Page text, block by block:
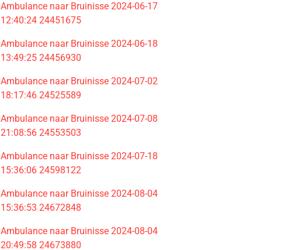
Ambulance naar Bruinisse 2024-06-17
12:40:24 24451675
Ambulance naar Bruinisse 2024-06-18
13:49:25 24456930
Ambulance naar Bruinisse 2024-07-02
18:17:46 24525589
Ambulance naar Bruinisse 2024-07-08
21:08:56 24553503
Ambulance naar Bruinisse 2024-07-18
15:36:06 24598122
Ambulance naar Bruinisse 2024-08-04
15:36:53 24672848
Ambulance naar Bruinisse 2024-08-04
20:49:58 24673880